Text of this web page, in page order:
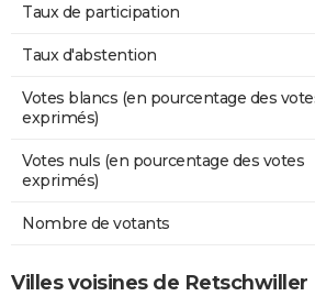
Taux de participation
Taux d'abstention
Votes blancs (en pourcentage des
exprimés)
Votes nuls (en pourcentage des votes
exprimés)
Nombre de votants
Villes voisines de Retschwiller